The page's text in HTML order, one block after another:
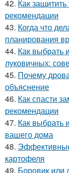
42. Как
рекомендации
43. Когда что
планирования
44. Как выбрать
луковичных:
45. Почему
объяснение
46. Как спасти
рекомендации
47. Как выбрать
вашего дома
48.
картофеля
49. Боровик или